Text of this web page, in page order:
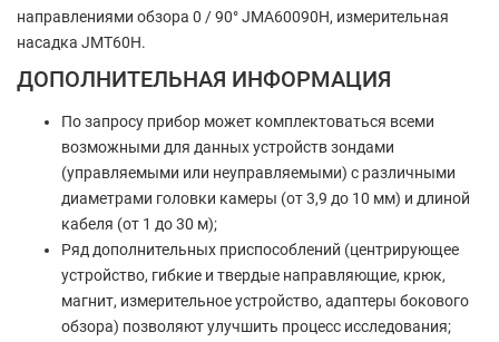
направлениями обзора 0 / 90° JMA60090H, измерительная
насадка JMT60H.
ДОПОЛНИТЕЛЬНАЯ ИНФОРМАЦИЯ
По запросу прибор может комплектоваться всеми
возможными для данных устройств зондами
(управляемыми или неуправляемыми) с различными
диаметрами головки камеры (от 3,9 до 10 мм) и длиной
кабеля (от 1 до 30 м);
Ряд дополнительных приспособлений (центрирующее
устройство, гибкие и твердые направляющие, крюк,
магнит, измерительное устройство, адаптеры бокового
обзора) позволяют улучшить процесс исследования;